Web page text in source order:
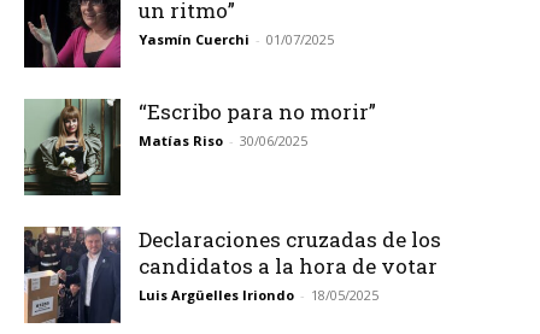
un ritmo”
Yasmín Cuerchi - 01/07/2025
“Escribo para no morir”
Matías Riso - 30/06/2025
Declaraciones cruzadas de los
candidatos a la hora de votar
Luis Argüelles Iriondo - 18/05/2025